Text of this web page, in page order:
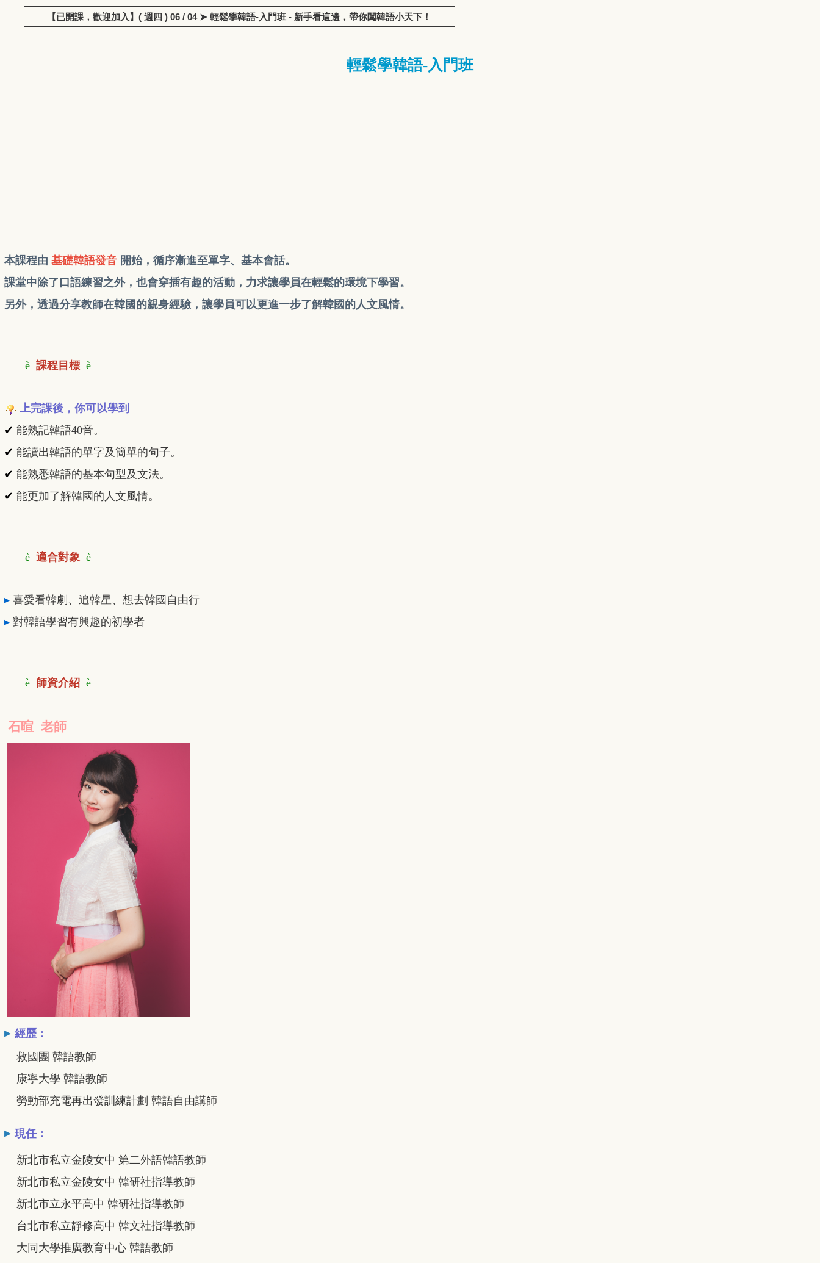
【已開課，歡迎加入】( 週四 ) 06 / 04 ➤ 輕鬆學韓語-入門班 - 新手看這邊，帶你闖韓語小天下！
輕鬆學韓語-入門班
本課程由 基礎韓語發音 開始，循序漸進至單字、基本會話。
課堂中除了口語練習之外，也會穿插有趣的活動， 力求讓學員在輕鬆的環境下學習。
另外，透過分享教師在韓國的親身經驗， 讓學員可以更進一步了解韓國的人文風情。
è 課程目標 è
上完課後，你可以學到
✔ 能熟記韓語40音。
✔ 能讀出韓語的單字及簡單的句子。
✔ 能熟悉韓語的基本句型及文法。
✔ 能更加了解韓國的人文風情。
è 適合對象 è
▸ 喜愛看韓劇、追韓星、想去韓國自由行
▸ 對韓語學習有興趣的初學者
è 師資介紹 è
石暄 老師
▸ 經歷：
救國團 韓語教師
康寧大學 韓語教師
勞動部充電再出發訓練計劃 韓語自由講師
▸ 現任：
新北市私立金陵女中 第二外語韓語教師
新北市私立金陵女中 韓研社指導教師
新北市立永平高中 韓研社指導教師
台北市私立靜修高中 韓文社指導教師
大同大學推廣教育中心 韓語教師